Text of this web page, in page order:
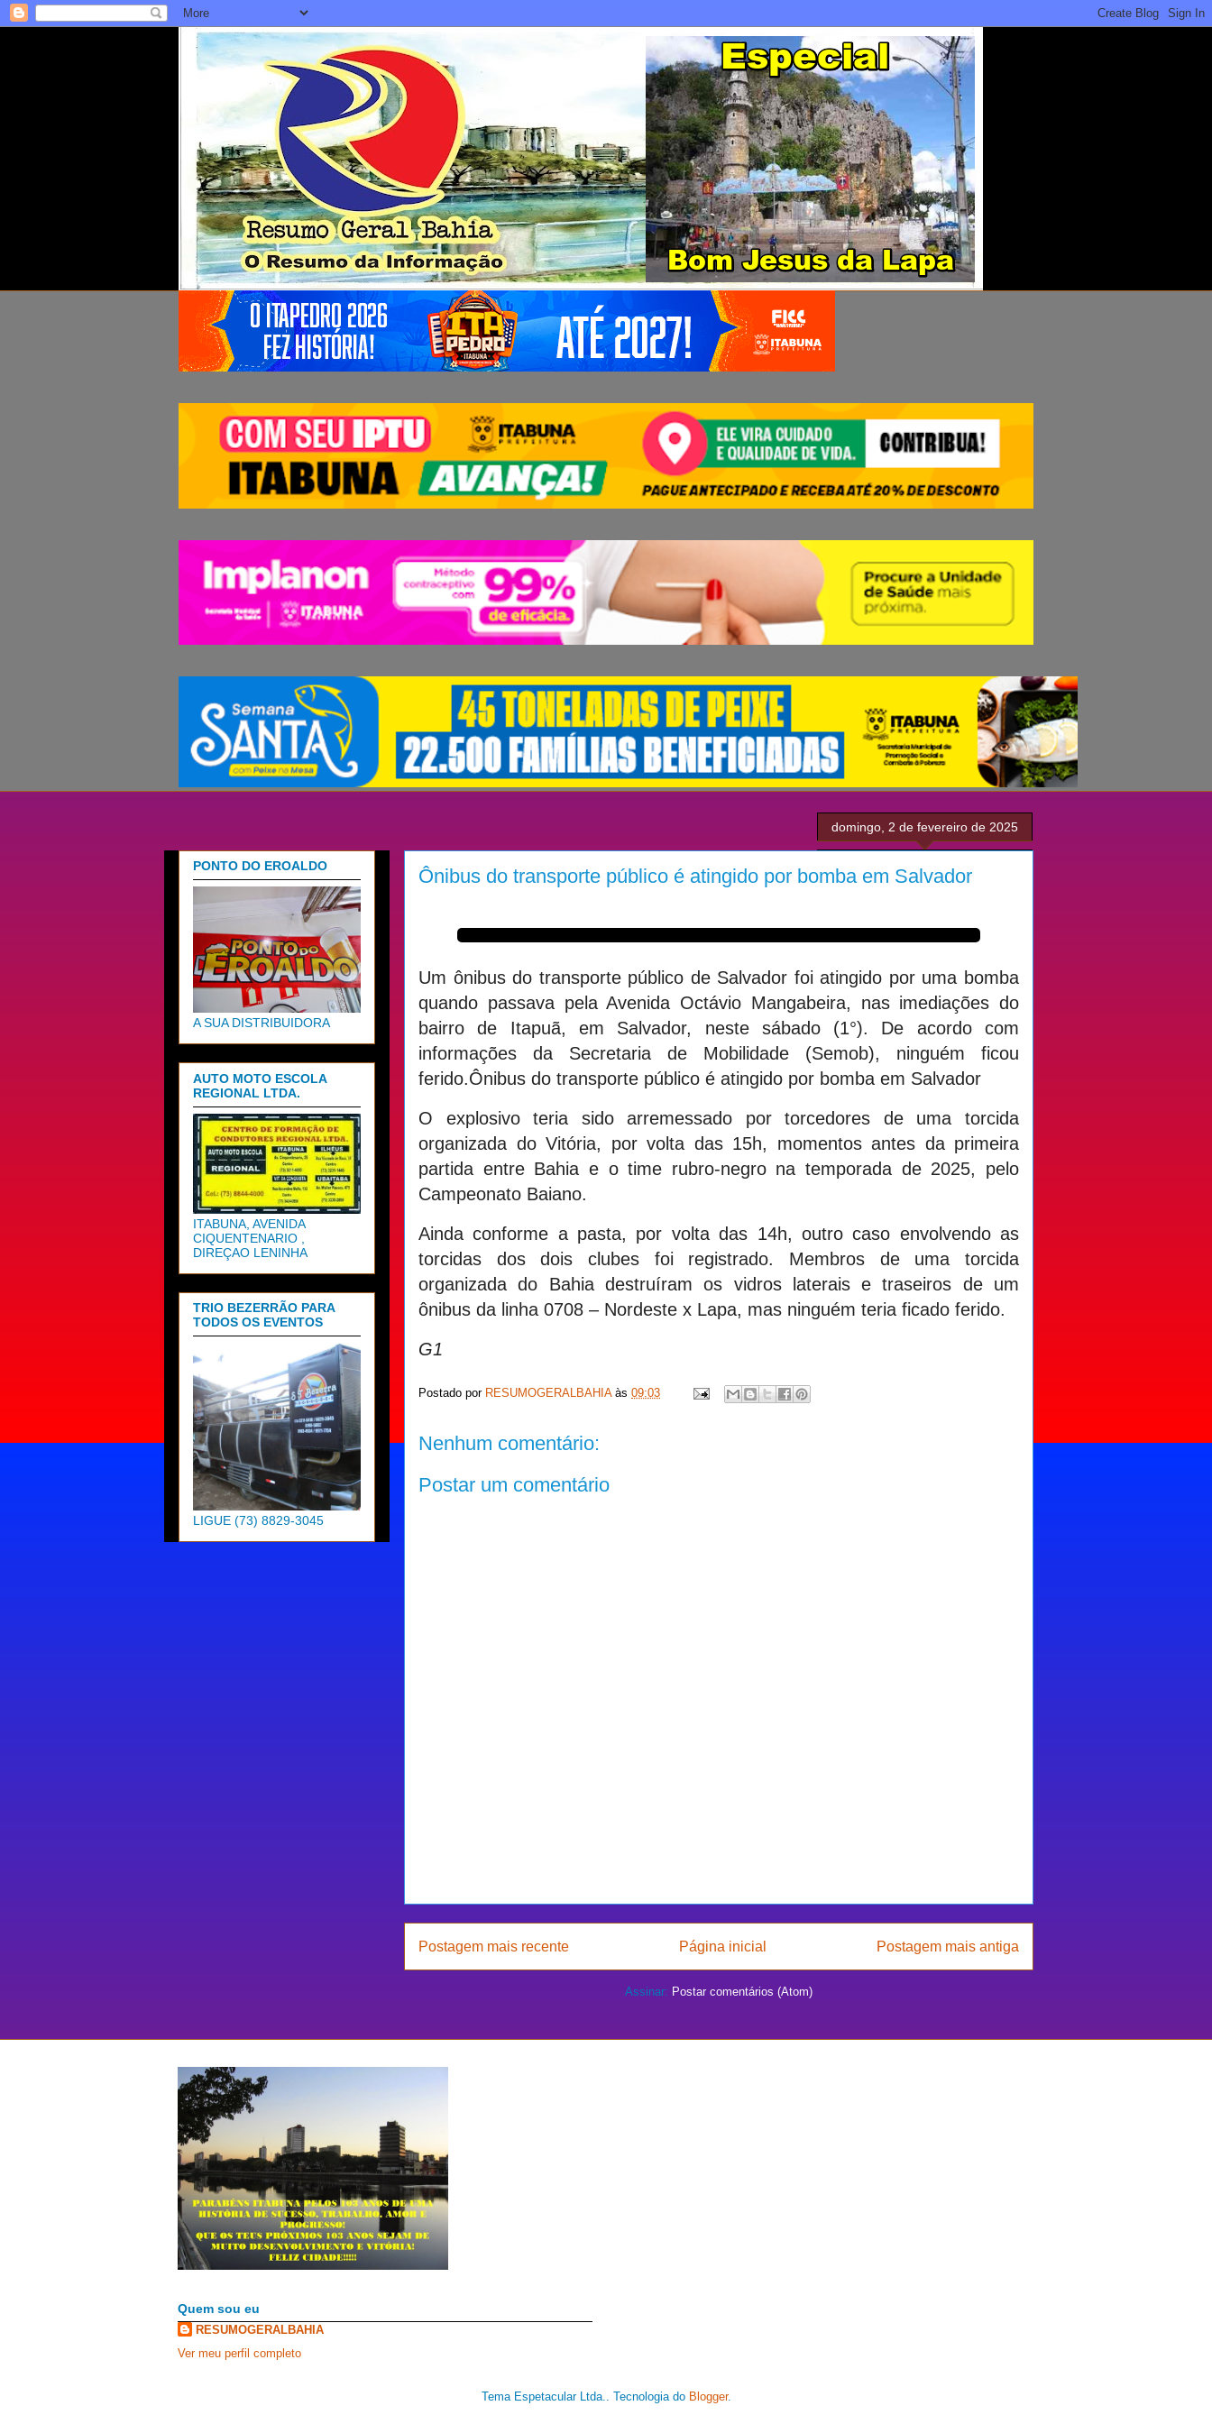
domingo, 2 de fevereiro de 2025
Ônibus do transporte público é atingido por bomba em Salvador
Um ônibus do transporte público de Salvador foi atingido por uma bomba
quando passava pela Avenida Octávio Mangabeira, nas imediações do
bairro de Itapuã, em Salvador, neste sábado (1°). De acordo com
informações da Secretaria de Mobilidade (Semob), ninguém ficou
ferido.Ônibus do transporte público é atingido por bomba em Salvador
O explosivo teria sido arremessado por torcedores de uma torcida
organizada do Vitória, por volta das 15h, momentos antes da primeira
partida entre Bahia e o time rubro-negro na temporada de 2025, pelo
Campeonato Baiano.
Ainda conforme a pasta, por volta das 14h, outro caso envolvendo as
torcidas dos dois clubes foi registrado. Membros de uma torcida
organizada do Bahia destruíram os vidros laterais e traseiros de um
ônibus da linha 0708 – Nordeste x Lapa, mas ninguém teria ficado ferido.
G1
Postado por RESUMOGERALBAHIA às 09:03
Nenhum comentário:
Postar um comentário
Postagem mais recente Postagem mais antiga
Página inicial
Assinar: Postar comentários (Atom)
PONTO DO EROALDO
A SUA DISTRIBUIDORA
AUTO MOTO ESCOLA
REGIONAL LTDA.
ITABUNA, AVENIDA
CIQUENTENARIO ,
DIREÇAO LENINHA
TRIO BEZERRÃO PARA
TODOS OS EVENTOS
LIGUE (73) 8829-3045
Quem sou eu
RESUMOGERALBAHIA
Ver meu perfil completo
Tema Espetacular Ltda.. Tecnologia do Blogger.